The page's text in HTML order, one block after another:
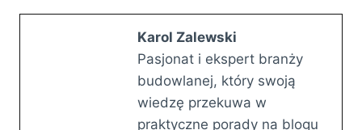
Karol Zalewski
Pasjonat i ekspert branży
budowlanej, który swoją
wiedzę przekuwa w
praktyczne porady na blogu